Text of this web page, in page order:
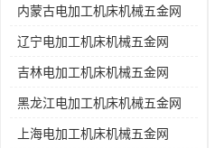
内蒙古电加工机床机械五金网
辽宁电加工机床机械五金网
吉林电加工机床机械五金网
黑龙江电加工机床机械五金网
上海电加工机床机械五金网